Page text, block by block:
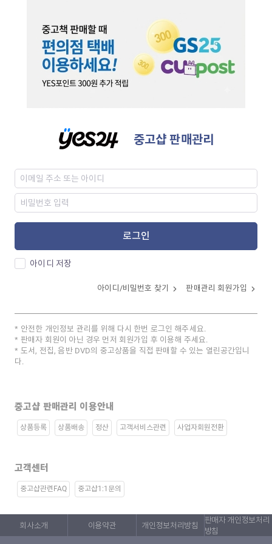
중고샵 판매관리
로그인
아이디 저장
아이디/비밀번호 찾기 판매관리 회원가입
안전한 개인정보 관리를 위해 다시 한번 로그인 해주세요.
판매자 회원이 아닌 경우 먼저 회원가입 후 이용해 주세요.
도서, 전집, 음반 DVD의 중고상품을 직접 판매할 수 있는 열린공간입니
다.
중고샵 판매관리 이용안내
상품등록 상품배송 정산 고객서비스관련 사업자회원전환
고객센터
중고샵관련FAQ 중고샵1:1문의
회사소개 이용약관 개인정보처리방침
판매자 개인정보처리
방침